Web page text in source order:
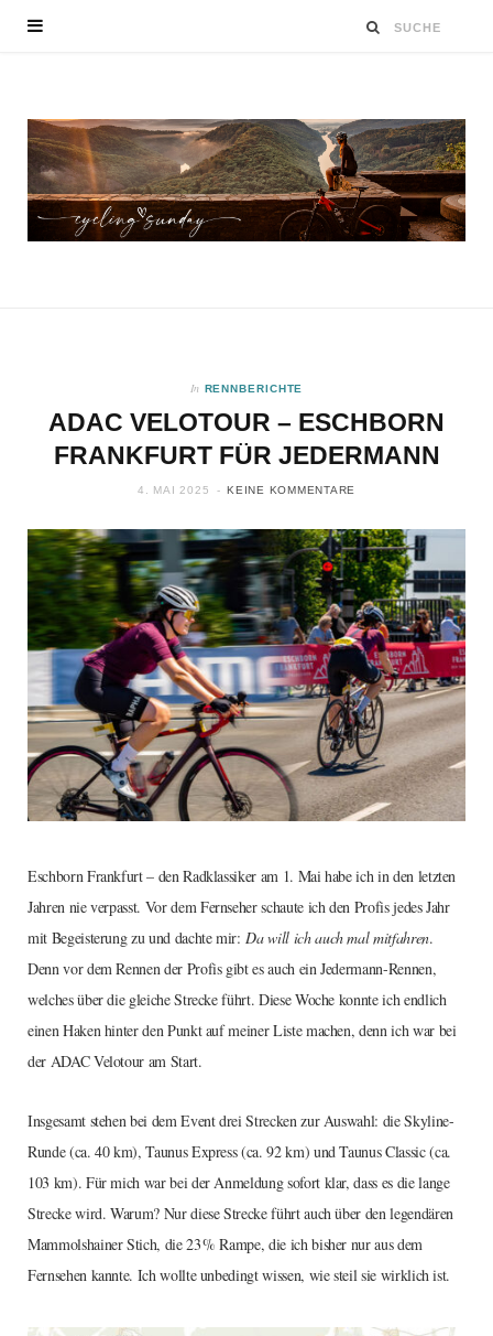
In RENNBERICHTE
ADAC VELOTOUR – ESCHBORN
FRANKFURT FÜR JEDERMANN
4. MAI 2025 KEINE KOMMENTARE
Eschborn Frankfurt – den Radklassiker am 1. Mai habe ich in den letzten
Jahren nie verpasst. Vor dem Fernseher schaute ich den Profis jedes Jahr
mit Begeisterung zu und dachte mir:Da will ich auch mal mitfahren.
Denn vor dem Rennen der Profis gibt es auch ein Jedermann-Rennen,
welches über die gleiche Strecke führt. Diese Woche konnte ich endlich
einen Haken hinter den Punkt auf meiner Liste machen, denn ich war bei
der ADAC Velotour am Start.
Insgesamt stehen bei dem Event drei Strecken zur Auswahl: die Skyline-
Runde (ca. 40 km), Taunus Express (ca. 92 km) und Taunus Classic (ca.
103 km). Für mich war bei der Anmeldung sofort klar, dass es die lange
Strecke wird. Warum? Nur diese Strecke führt auch über den legendären
Mammolshainer Stich, die 23 % Rampe, die ich bisher nur aus dem
Fernsehen kannte. Ich wollte unbedingt wissen, wie steil sie wirklich ist.